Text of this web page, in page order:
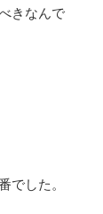
きなんで
でした。